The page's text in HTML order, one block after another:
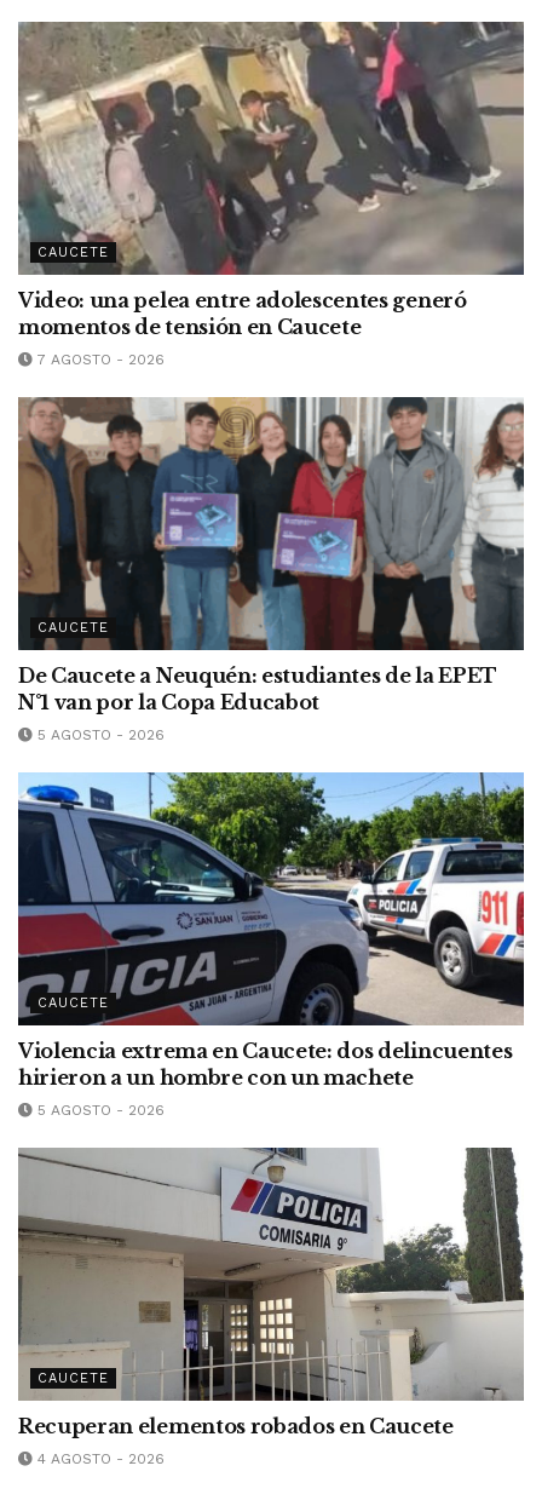
CAUCETE
Video: una pelea entre adolescentes generó
momentos de tensión en Caucete
7 AGOSTO - 2026
CAUCETE
De Caucete a Neuquén: estudiantes de la EPET
N°1 van por la Copa Educabot
5 AGOSTO - 2026
CAUCETE
Violencia extrema en Caucete: dos delincuentes
hirieron a un hombre con un machete
5 AGOSTO - 2026
CAUCETE
Recuperan elementos robados en Caucete
4 AGOSTO - 2026